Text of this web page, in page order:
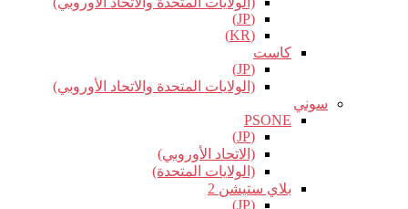
(JP)
(KR)
كاست
(JP)
(الولايات المتحدة والاتحاد الأوروبي)
سوني
PSONE
(JP)
(الاتحاد الأوروبي)
(الولايات المتحدة)
بلاي ستيشن 2
(JP)